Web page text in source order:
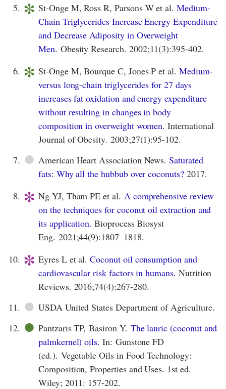
5. * St-Onge M, Ross R, Parsons W et al.Medium-
Chain Triglycerides Increase Energy Expenditure
and Decrease Adiposity in Overweight
Men. Obesity Research. 2002;11(3):395-402.
6. * St-Onge M, Bourque C, Jones P et al.Medium-
versus long-chain triglycerides for 27 days
increases fat oxidation and energy expenditure
without resulting in changes in body
composition in overweight women. International
Journal of Obesity. 2003;27(1):95-102.
7. ● American Heart Association News.Saturated
fats: Why all the hubbub over coconuts?2017.
8. * Ng YJ, Tham PE et al. A comprehensive review
on the techniques for coconut oil extraction and
its application. Bioprocess Biosyst
Eng. 2021;44(9):1807–1818.
10. * Eyres L et al.Coconut oil consumption and
cardiovascular risk factors in humans. Nutrition
Reviews. 2016;74(4):267-280.
11. ● USDA United States Department of Agriculture.
12. ● Pantzaris TP, Basiron Y. The lauric (coconut and
palmkernel) oils. In: Gunstone FD
(ed.). Vegetable Oils in Food Technology:
Composition, Properties and Uses. 1st ed.
Wiley; 2011: 157-202.